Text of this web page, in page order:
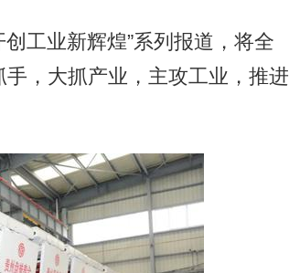
工业新辉煌”系列报道，将全
手，大抓产业，主攻工业，推进